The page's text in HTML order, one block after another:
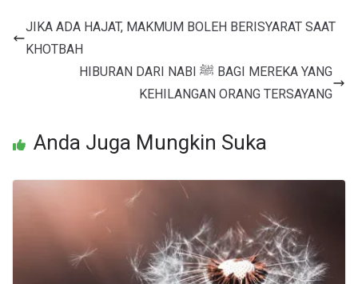
JIKA ADA HAJAT, MAKMUM BOLEH BERISYARAT SAAT
KHOTBAH
HIBURAN DARI NABI ﷺ BAGI MEREKA YANG
KEHILANGAN ORANG TERSAYANG
Anda Juga Mungkin Suka